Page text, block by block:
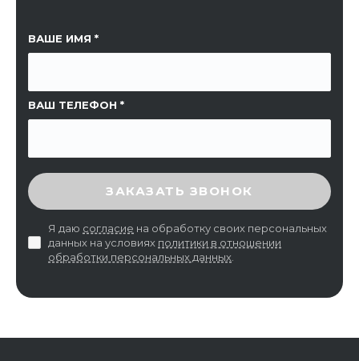
ВАШЕ ИМЯ
ВАШ ТЕЛЕФОН
ССЫЛКА НА СТРАНИЦУ
ВВЕДИТЕ ПРОВЕРОЧНЫЙ КОД
ЗАКАЗАТЬ ЗВОНОК
Я даю согласие на обработку своих персональных
данных на условиях политики в отношении
обработки персональных данных